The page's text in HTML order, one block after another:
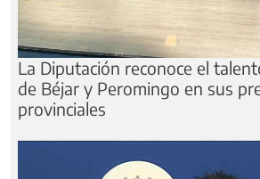
La Diputación reconoce el
de Béjar y Peromingo en sus
provinciales